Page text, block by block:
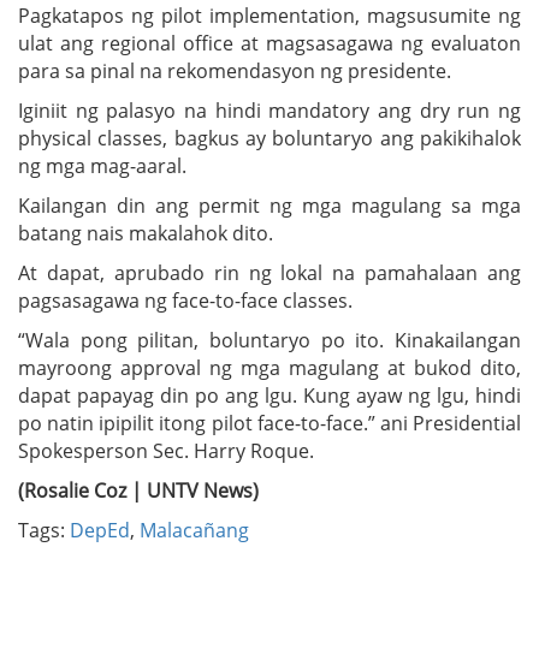
Pagkatapos ng pilot implementation, magsusumite ng
ulat ang regional office at magsasagawa ng evaluaton
para sa pinal na rekomendasyon ng presidente.
Iginiit ng palasyo na hindi mandatory ang dry run ng
physical classes, bagkus ay boluntaryo ang pakikihalok
ng mga mag-aaral.
Kailangan din ang permit ng mga magulang sa mga
batang nais makalahok dito.
At dapat, aprubado rin ng lokal na pamahalaan ang
pagsasagawa ng face-to-face classes.
“Wala pong pilitan, boluntaryo po ito. Kinakailangan
mayroong approval ng mga magulang at bukod dito,
dapat papayag din po ang lgu. Kung ayaw ng lgu, hindi
po natin ipipilit itong pilot face-to-face.” ani Presidential
Spokesperson Sec. Harry Roque.
(Rosalie Coz | UNTV News)
Tags: DepEd, Malacañang